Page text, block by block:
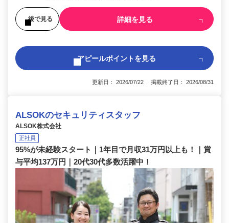
後で見る 詳細を見る
アピールポイントを見る
更新日： 2026/07/22 掲載終了日： 2026/08/31
ALSOKのセキュリティスタッフ
ALSOK株式会社
正社員
95%が未経験スタート｜1年目で月収31万円以上も！｜賞
与平均137万円｜20代30代多数活躍中！